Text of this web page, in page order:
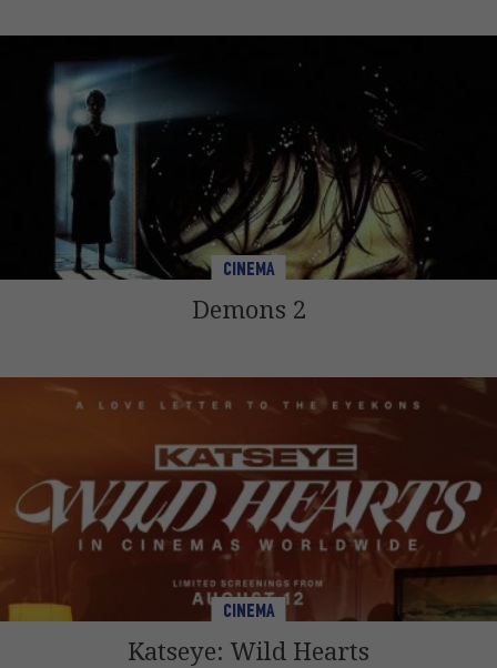
CINEMA
Demons 2
CINEMA
Katseye: Wild Hearts